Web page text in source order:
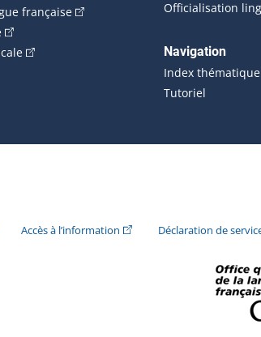
française(Cet hyperlien externe s'ouvrira
(Cet hyperlien externe s'ouvrira dans une
(Cet hyperlien externe s'ouvrira dans une
externe s'ouvrira dans une nouvelle
Officialisation
Navigation
Index
Tutoriel
hyperlien externe s'ouvrira dans une nouvelle
Accès à l’information (Cet hyperlien externe
Déclaration de